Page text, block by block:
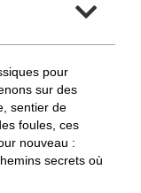
pour
sur des
sentier de
foules, ces
nouveau :
secrets où